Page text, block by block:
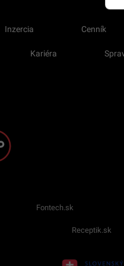
Inzercia Cenník
Kariéra
Fontech.sk
Receptik.sk